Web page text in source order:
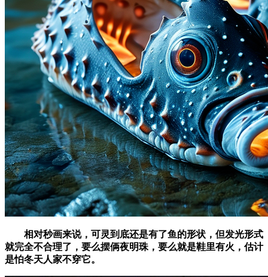
相对秒画来说，可灵到底还是有了鱼的形状，但发光形式
就完全不合理了，要么摆俩夜明珠，要么就是鞋里有火，估计
是怕冬天人家不穿它。